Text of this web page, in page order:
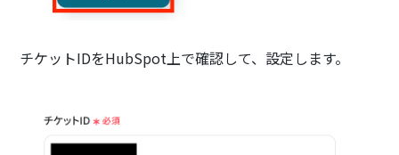
チケットIDをHubSpot上で確認して、設定します。